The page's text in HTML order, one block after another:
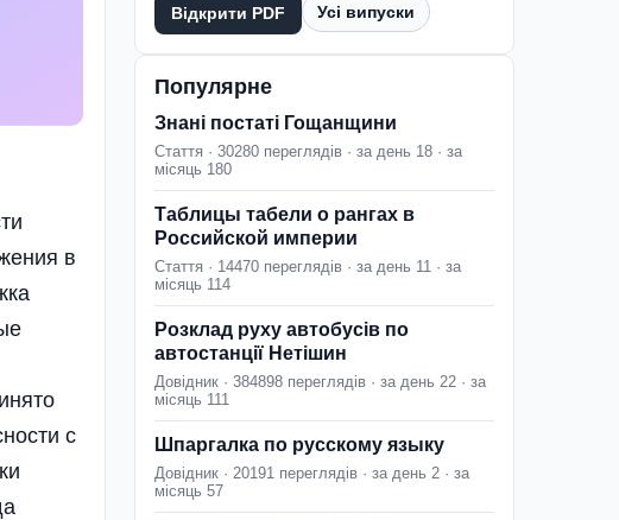
в
с
Відкрити PDF Усі випуски
Популярне
Знані постаті Гощанщини
Стаття · 30280 переглядів · за день 18 · за
місяць 180
Таблицы табели о рангах в
Российской империи
Стаття · 14470 переглядів · за день 11 · за
місяць 114
Розклад руху автобусів по
автостанції Нетішин
Довідник · 384898 переглядів · за день 22 · за
місяць 111
Шпаргалка по русскому языку
Довідник · 20191 переглядів · за день 2 · за
місяць 57